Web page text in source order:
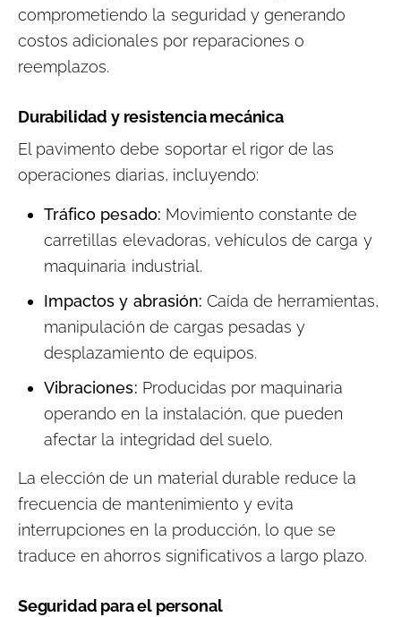
comprometiendo la seguridad y generando
costos adicionales por reparaciones o
reemplazos.
Durabilidad y resistencia mecánica
El pavimento debe soportar el rigor de las
operaciones diarias, incluyendo:
Tráfico pesado: Movimiento constante de
carretillas elevadoras, vehículos de carga y
maquinaria industrial.
Impactos y abrasión: Caída de herramientas,
manipulación de cargas pesadas y
desplazamiento de equipos.
Vibraciones: Producidas por maquinaria
operando en la instalación, que pueden
afectar la integridad del suelo.
La elección de un material durable reduce la
frecuencia de mantenimiento y evita
interrupciones en la producción, lo que se
traduce en ahorros significativos a largo plazo.
Seguridad para el personal